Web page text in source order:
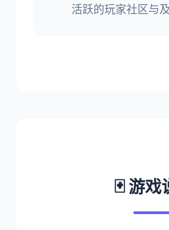
活跃的玩家社区与
🃏 游戏